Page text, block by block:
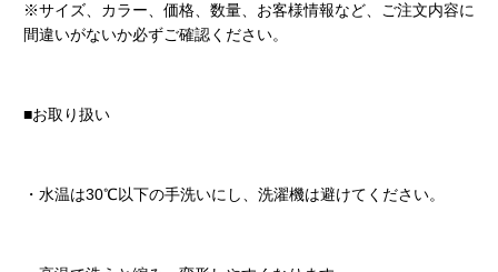
※サイズ、カラー、価格、数量、お客様情報など、ご注文内容に
間違いがないか必ずご確認ください。
■お取り扱い
・水温は30℃以下の手洗いにし、洗濯機は避けてください。